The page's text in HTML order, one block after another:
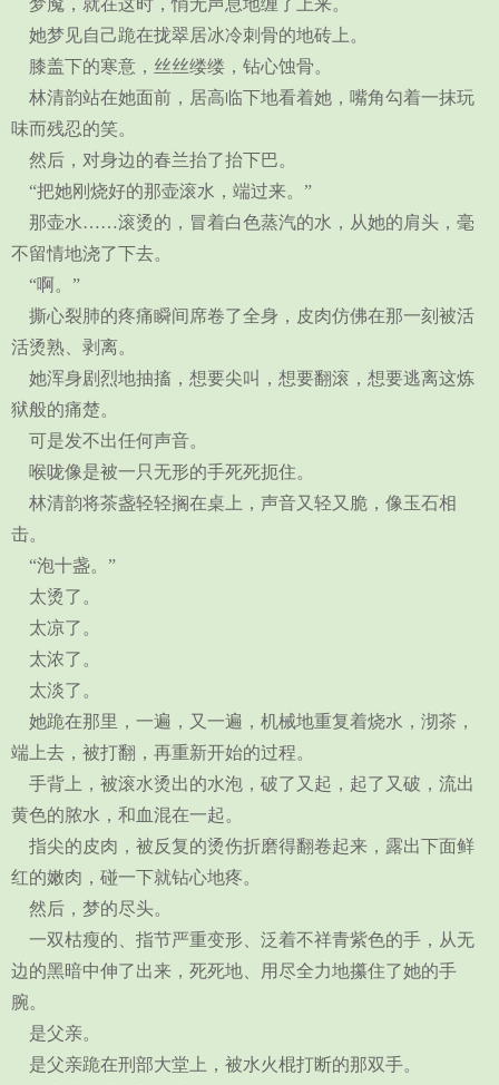
梦魇，就在这时，悄无声息地缠了上来。
她梦见自己跪在拢翠居冰冷刺骨的地砖上。
膝盖下的寒意，丝丝缕缕，钻心蚀骨。
林清韵站在她面前，居高临下地看着她，嘴角勾着一抹玩
味而残忍的笑。
然后，对身边的春兰抬了抬下巴。
“把她刚烧好的那壶滚水，端过来。”
那壶水……滚烫的，冒着白色蒸汽的水，从她的肩头，毫
不留情地浇了下去。
“啊。”
撕心裂肺的疼痛瞬间席卷了全身，皮肉仿佛在那一刻被活
活烫熟、剥离。
她浑身剧烈地抽搐，想要尖叫，想要翻滚，想要逃离这炼
狱般的痛楚。
可是发不出任何声音。
喉咙像是被一只无形的手死死扼住。
林清韵将茶盏轻轻搁在桌上，声音又轻又脆，像玉石相
击。
“泡十盏。”
太烫了。
太凉了。
太浓了。
太淡了。
她跪在那里，一遍，又一遍，机械地重复着烧水，沏茶，
端上去，被打翻，再重新开始的过程。
手背上，被滚水烫出的水泡，破了又起，起了又破，流出
黄色的脓水，和血混在一起。
指尖的皮肉，被反复的烫伤折磨得翻卷起来，露出下面鲜
红的嫩肉，碰一下就钻心地疼。
然后，梦的尽头。
一双枯瘦的、指节严重变形、泛着不祥青紫色的手，从无
边的黑暗中伸了出来，死死地、用尽全力地攥住了她的手
腕。
是父亲。
是父亲跪在刑部大堂上，被水火棍打断的那双手。